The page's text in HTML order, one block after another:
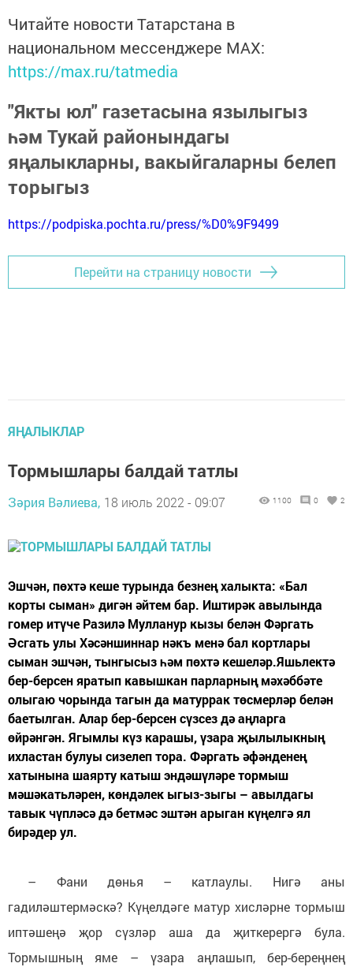
Читайте новости Татарстана в
национальном мессенджере MАХ:
https://max.ru/tatmedia
"Якты юл" газетасына язылыгыз
һәм Тукай районындагы
яңалыкларны, вакыйгаларны белеп
торыгыз
https://podpiska.pochta.ru/press/%D0%9F9499
Перейти на страницу новости
ЯҢАЛЫКЛАР
Тормышлары балдай татлы
Зәрия Вәлиева, 18 июль 2022 - 09:07 1100 0 2
Эшчән, пөхтә кеше турында безнең халыкта: «Бал
корты сыман» дигән әйтем бар. Иштирәк авылында
гомер итүче Разилә Мулланур кызы белән Фәргать
Әсгать улы Хәсәншиннар нәкъ менә бал кортлары
сыман эшчән, тынгысыз һәм пөхтә кешеләр.Яшьлектә
бер-берсен яратып кавышкан парларның мәхәббәте
олыгаю чорында тагын да матуррак төсмерләр белән
баетылган. Алар бер-берсен сүзсез дә аңларга
өйрәнгән. Ягымлы күз карашы, үзара җылылыкның
ихластан булуы сизелеп тора. Фәргать әфәнденең
хатынына шаярту катыш эндәшүләре тормыш
мәшәкатьләрен, көндәлек ыгыз-зыгы – авылдагы
тавык чүпләсә дә бетмәс эштән арыган күңелгә ял
бирәдер ул.
– Фани дөнья – катлаулы. Нигә аны
гадиләштермәскә? Күңелдәге матур хисләрне тормыш
иптәшеңә җор сүзләр аша да җиткерергә була.
Тормышның яме – үзара аңлашып, бер-береңнең